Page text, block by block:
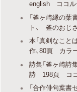
english ココル
「釜ヶ崎縁の葉
ト、 釜のおじ
本「真剣なこと
作、80頁 カラー
詩集「釜ヶ崎詩
詩 198頁 ココ
「合作俳句葉